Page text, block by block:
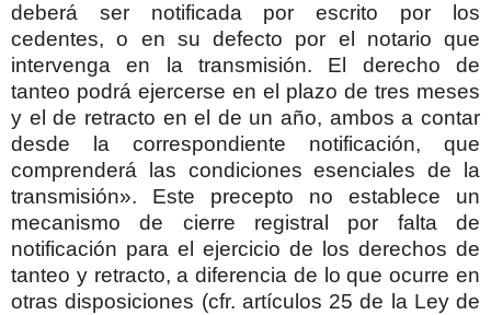
deberá ser notificada por escrito por los
cedentes, o en su defecto por el notario que
intervenga en la transmisión. El derecho de
tanteo podrá ejercerse en el plazo de tres meses
y el de retracto en el de un año, ambos a contar
desde la correspondiente notificación, que
comprenderá las condiciones esenciales de la
transmisión». Este precepto no establece un
mecanismo de cierre registral por falta de
notificación para el ejercicio de los derechos de
tanteo y retracto, a diferencia de lo que ocurre en
otras disposiciones (cfr. artículos 25 de la Ley de